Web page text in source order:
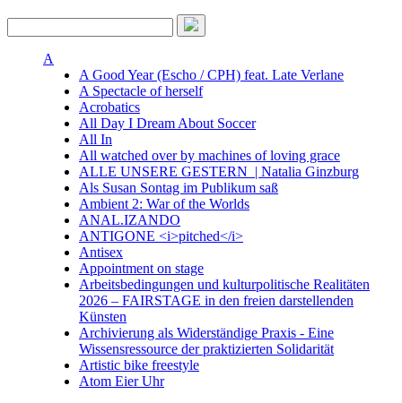
A
A Good Year (Escho / CPH) feat. Late Verlane
A Spectacle of herself
Acrobatics
All Day I Dream About Soccer
All In
All watched over by machines of loving grace
ALLE UNSERE GESTERN | Natalia Ginzburg
Als Susan Sontag im Publikum saß
Ambient 2: War of the Worlds
ANAL.IZANDO
ANTIGONE <i>pitched</i>
Antisex
Appointment on stage
Arbeitsbedingungen und kulturpolitische Realitäten
2026 – FAIRSTAGE in den freien darstellenden
Künsten
Archivierung als Widerständige Praxis - Eine
Wissensressource der praktizierten Solidarität
Artistic bike freestyle
Atom Eier Uhr